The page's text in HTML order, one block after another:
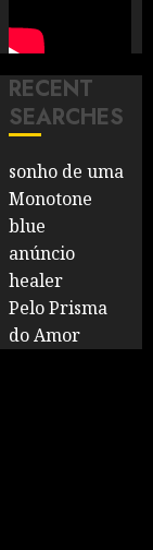
RECENT
SEARCHES
sonho de uma
Monotone
blue
anúncio
healer
Pelo Prisma
do Amor